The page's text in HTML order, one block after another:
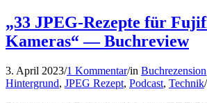
„33 JPEG-Rezepte für
Kameras“ — Buchreview
3. April 2023/1 Kommentar/in Buchrezension
Hintergrund, JPEG Rezept, Podcast, Technik/